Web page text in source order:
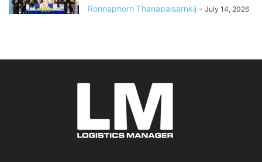
Ronnaphorn Thanapaisarnkij - July 14, 2026